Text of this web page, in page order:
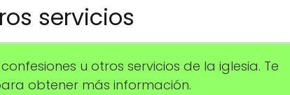
servicios
u otros servicios de la iglesia. Te
obtener más información.